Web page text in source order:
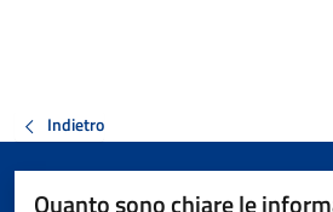
Indietro
Quanto sono chiare le